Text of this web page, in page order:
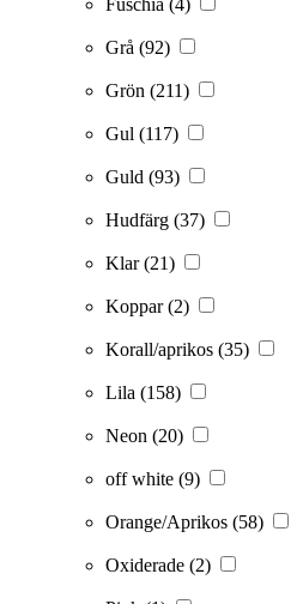
Fuschia (4)
Grå (92)
Grön (211)
Gul (117)
Guld (93)
Hudfärg (37)
Klar(21)
Koppar(2)
Korall/aprikos (35)
Lila (158)
Neon (20)
off white (9)
Orange/Aprikos (58)
Oxiderade (2)